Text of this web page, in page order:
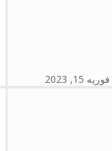
فوریه 15, 2023